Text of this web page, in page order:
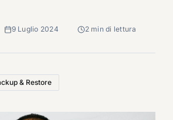
9 Luglio 2024 2 min di lettura
& Restore